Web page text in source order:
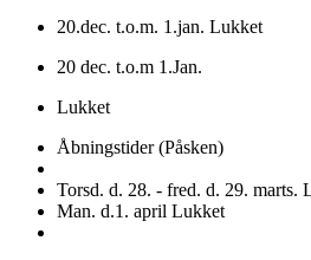
20.dec. t.o.m. 1.jan. Lukket
20 dec. t.o.m 1.Jan.
Lukket
Åbningstider (Påsken)
Torsd. d. 28. - fred. d. 29. marts.
Man. d.1. april Lukket